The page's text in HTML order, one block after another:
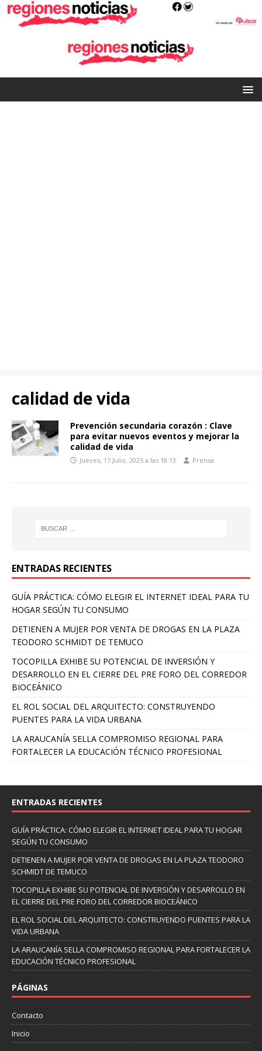
calidad de vida
Prevención secundaria corazón : Clave
para evitar nuevos eventos y mejorar la
calidad de vida
Jueves, 17 Julio, 2025 a las 18:13 Prensa
ENTRADAS RECIENTES
GUÍA PRÁCTICA: CÓMO ELEGIR EL INTERNET IDEAL PARA TU
HOGAR SEGÚN TU CONSUMO
DETIENEN A MUJER POR VENTA DE DROGAS EN LA PLAZA
TEODORO SCHMIDT DE TEMUCO
TOCOPILLA EXHIBE SU POTENCIAL DE INVERSIÓN Y
DESARROLLO EN EL CIERRE DEL PRE FORO DEL CORREDOR
BIOCEÁNICO
EL ROL SOCIAL DEL ARQUITECTO: CONSTRUYENDO
PUENTES PARA LA VIDA URBANA
LA ARAUCANÍA SELLA COMPROMISO REGIONAL PARA
FORTALECER LA EDUCACIÓN TÉCNICO PROFESIONAL
ENTRADAS RECIENTES
GUÍA PRÁCTICA: CÓMO ELEGIR EL INTERNET IDEAL PARA TU HOGAR
SEGÚN TU CONSUMO
DETIENEN A MUJER POR VENTA DE DROGAS EN LA PLAZA TEODORO
SCHMIDT DE TEMUCO
TOCOPILLA EXHIBE SU POTENCIAL DE INVERSIÓN Y DESARROLLO EN
EL CIERRE DEL PRE FORO DEL CORREDOR BIOCEÁNICO
EL ROL SOCIAL DEL ARQUITECTO: CONSTRUYENDO PUENTES PARA LA
VIDA URBANA
LA ARAUCANÍA SELLA COMPROMISO REGIONAL PARA FORTALECER LA
EDUCACIÓN TÉCNICO PROFESIONAL
PÁGINAS
Contacto
Inicio